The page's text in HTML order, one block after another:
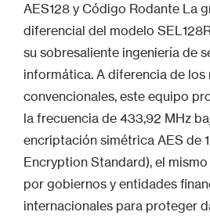
AES128 y Código Rodante La
diferencial del modelo
su sobresaliente ingeniería de
informática. A diferencia de
convencionales, este equipo
la frecuencia de 433,92 MHz
encriptación simétrica AES de
Encryption Standard), el
por gobiernos y entidades
internacionales para proteger